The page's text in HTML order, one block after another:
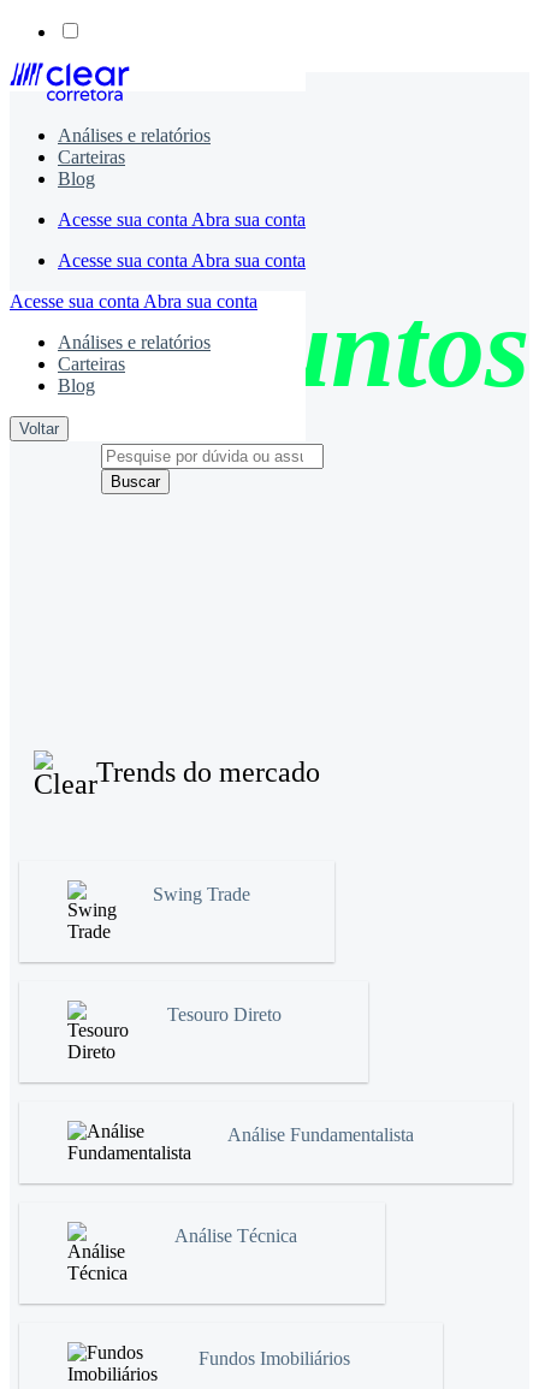
Skip
content
Análises e relatórios
Carteiras
Blog
Acesse sua conta Abra sua conta
Acesse sua conta Abra sua conta
Acesse sua conta Abra sua conta
Análises e relatórios
Carteiras
Blog
Voltar
Assuntos
Buscar
Trends do mercado
Swing Trade
Tesouro Direto
Análise Fundamentalista
Análise Técnica
Fundos Imobiliários